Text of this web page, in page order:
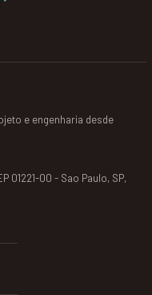
e engenharia desde
01221-00 - Sao Paulo, SP,